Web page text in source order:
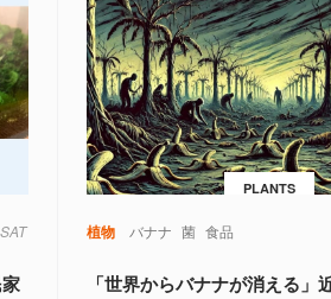
PLANTS
植物 バナナ 菌 食品
「世界からバナナが消える」